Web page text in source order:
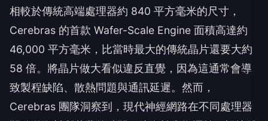
相較於傳統高端處理器約 840 平方毫米的尺寸，
Cerebras 的首款 Wafer-Scale Engine 面積高達約
46,000 平方毫米，比當時最大的傳統晶片還要大約
58 倍。將晶片做大看似違反直覺，因為這通常會導
致製程缺陷、散熱問題與通訊延遲。然而，
Cerebras 團隊洞察到，現代神經網路在不同處理器